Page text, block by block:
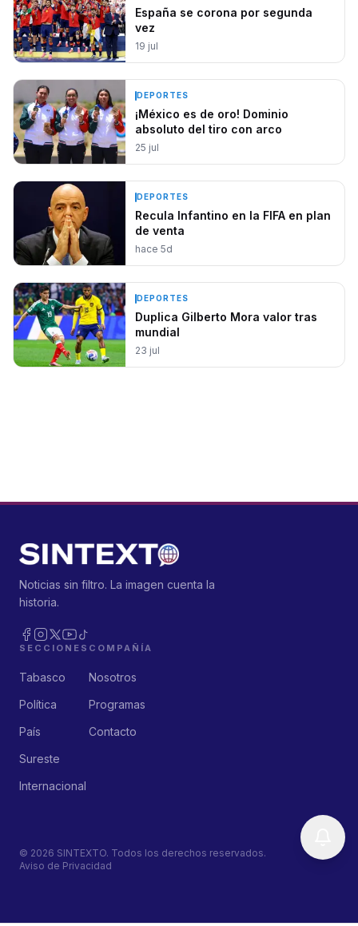
España se corona por segunda
vez
19 jul
DEPORTES
¡México es de oro! Dominio
absoluto del tiro con arco
25 jul
DEPORTES
Recula Infantino en la FIFA en plan
de venta
hace 5d
DEPORTES
Duplica Gilberto Mora valor tras
mundial
23 jul
Noticias sin filtro. La imagen cuenta la
historia.
SECCIONES
Tabasco
Política
País
Sureste
Internacional
COMPAÑÍA
Nosotros
Programas
Contacto
© 2026 SINTEXTO. Todos los derechos reservados.
Aviso de Privacidad